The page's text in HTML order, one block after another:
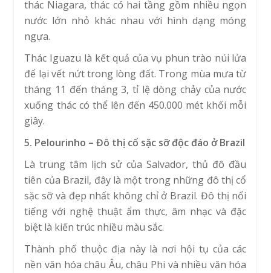
thác Niagara, thác có hai tầng gồm nhiều ngọn
nước lớn nhỏ khác nhau với hình dạng móng
ngựa.
Thác Iguazu là kết quả của vụ phun trào núi lửa
để lại vết nứt trong lòng đất. Trong mùa mưa từ
tháng 11 đến tháng 3, tỉ lệ dòng chảy của nước
xuống thác có thể lên đến 450.000 mét khối mỗi
giây.
5. Pelourinho – Đô thị cổ sặc sỡ độc đáo ở Brazil
Là trung tâm lịch sử của Salvador, thủ đô đầu
tiên của Brazil, đây là một trong những đô thị cổ
sặc sỡ và đẹp nhất không chỉ ở Brazil. Đô thị nổi
tiếng với nghệ thuật ẩm thực, âm nhạc và đặc
biệt là kiến trúc nhiều màu sắc.
Thành phố thuộc địa này là nơi hội tụ của các
nền văn hóa châu Âu, châu Phi và nhiều văn hóa